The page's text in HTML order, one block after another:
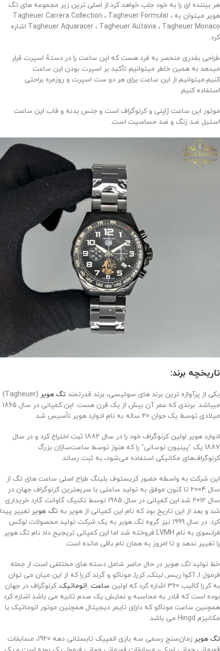
هر بیننده ای را به خود جلب خواهد کرد.از اصلی ترین زیر مجموعه های تگ
هویر میتوان به Tagheuer Carrera Collection ، Tagheuer Formula1 ،
Tagheuer Aquaracer ، Tagheuer Autavia ، Tagheuer Monaco اشاره
کرد.
طراحی بقدری منحصر به فرد هست که این ساعت را در دستۀ اسپرت قرار
میدهد به همین خاطر میتوانیم تأکید بر اسپرت بودن این ساعت
کنیم.میتوانیم از این ساعت برای هر دو ست اسپرت و روزمره براحتی
استفاده کنیم.
موتور این ساعت ژاپنی و کرنوگراف است و جنس بدنه و قاب این ساعت
استیل ضد زنگ و ضد حساسیت است.
تاریخچه برند:
یکی از پرآوازه ترین برند های سوئیسی، برند قدرتمند تگ هویر
(Tagheuer)
میباشد. برندی که عمر آن بیش از یک قرن هست. این کمپانی در سال 1865
میلادی توسط یک جوان 20 ساله به نام ادوارد هویر تأسیس شد.
ادوارد هویر اولین کرنوگراف خود را در سال 1882 ثبت اختراع کرد و در سال
1887 یک “پینیون نوسانی” را که هنوز توسط ساعت‌سازان بزرگ
کرنوگراف‌های مکانیکی استفاده می‌شود، به ثبت رساند.
این شرکت به واسطه حضور کریستوف بلینگ طراح اصلی ساعت های تگ از
سال 2004 تا کنون موفق به تولید ساعتی با سریعترین کرنوگراف جهان در
سال 2012 شد.این کمپانی در سال 1985 توسط تکنیک گاوانت گارد خریداری
شد و بعد از این تاریخ بود که نام این کمپانی از هویر به تگ هویر تغییر پیدا
کرد. در سال 1999 نیز گروه تگ هویر به یک شرکت تولید محصولات لوکس
فرانسوی به نام LVMH فروخته شد اما این کمپانی تریجیح داد نام تگ هویر
را تغییر ندهد و تا امروز به همان نام باقی مانده است.
خط تولیدتگ هویر در حال حاضر شامل دسته های مختلفی است از جمله
فرمول 1, آکوا ریسر, لینک, کررا, موناکو و گرند کررا که از این میان می توان
به کررا کالیب 360 اشاره کرد که اولین
ساعت اتوماتیک, کرنوگراف در جهان
بوده است که قادر به محاسبه و نمایش یک صدم ثانیه می باشد اشاره کرد
همچنین ساعت موناکو که دارای تایمر دیجیتال همچنین موتور اتوماتیک با
مکانیزم Hingd می باشد.
تگ هویر
زمان‌سنج رسمی سه بازی المپیک تابستانی دهه 1920، مسابقات